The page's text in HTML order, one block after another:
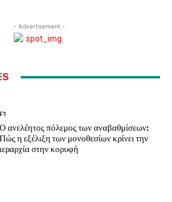
- Advertisement -
F1
Ο ανελέητος πόλεμος των αναβαθμίσεων:
Πώς η εξέλιξη των μονοθεσίων κρίνει την
ιεραρχία στην κορυφή